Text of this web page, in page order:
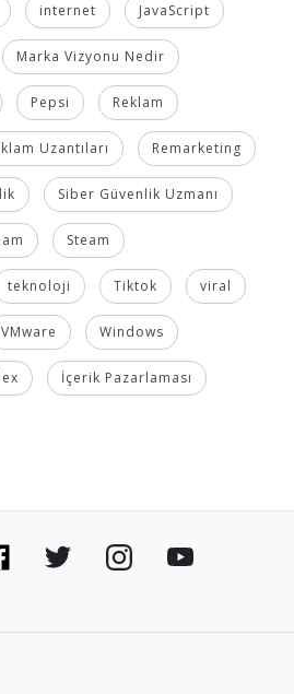
internet JavaScript
Marka Vizyonu Nedir
Pepsi Reklam
Uzantıları Remarketing
Siber Güvenlik Uzmanı
Steam
teknoloji Tiktok viral
VMware Windows
İçerik Pazarlaması